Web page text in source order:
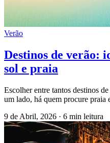
Verão
Destinos de verão:
sol e praia
Escolher entre tantos destinos
um lado, há quem procure praia
9 de Abril, 2026 · 6 min leitura